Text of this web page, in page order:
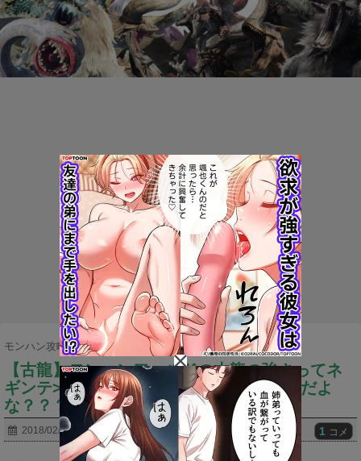
モンハン攻略まとめ隊 > ネタ・雑談 >
【古龍】モンハンワールドの古龍の強さってネ
ギンテ>テスカ>ダオラ>ハザク>ジーヴァだよ
な？？？
2018/02/20 1 コメ